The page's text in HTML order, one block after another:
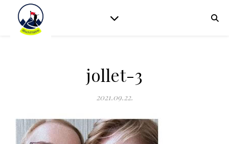
jollet-3
2021.09.22.